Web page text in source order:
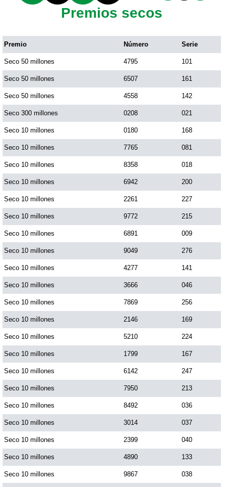
Premios secos
Premio Número Serie
Seco 50 millones 4795 101
Seco 50 millones 6507 161
Seco 50 millones 4558 142
Seco 300 millones 0208 021
Seco 10 millones 0180 168
Seco 10 millones 7765 081
Seco 10 millones 8358 018
Seco 10 millones 6942 200
Seco 10 millones 2261 227
Seco 10 millones 9772 215
Seco 10 millones 6891 009
Seco 10 millones 9049 276
Seco 10 millones 4277 141
Seco 10 millones 3666 046
Seco 10 millones 7869 256
Seco 10 millones 2146 169
Seco 10 millones 5210 224
Seco 10 millones 1799 167
Seco 10 millones 6142 247
Seco 10 millones 7950 213
Seco 10 millones 8492 036
Seco 10 millones 3014 037
Seco 10 millones 2399 040
Seco 10 millones 4890 133
Seco 10 millones 9867 038